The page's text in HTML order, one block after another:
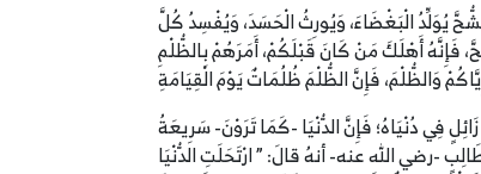
يُوَلِّدُ الْبَغْضَاءَ، وَيُورِثُ الْحَسَدَ، وَيُفْسِدُ كُلَّ
فَإِنَّهُ أَهْلَكَ مَنْ كَانَ قَبْلَكُمْ، أَمَرَهُمْ بِالظُّلْمِ
فِي دُنْيَاهُ؛ فَإِنَّ الدُّنْيَا -كَمَا تَرَوْنَ- سَرِيعَةُ
-رضي الله عنه- أنهُ قالَ: ” ارْتَحَلَتِ الدُّنْيَا